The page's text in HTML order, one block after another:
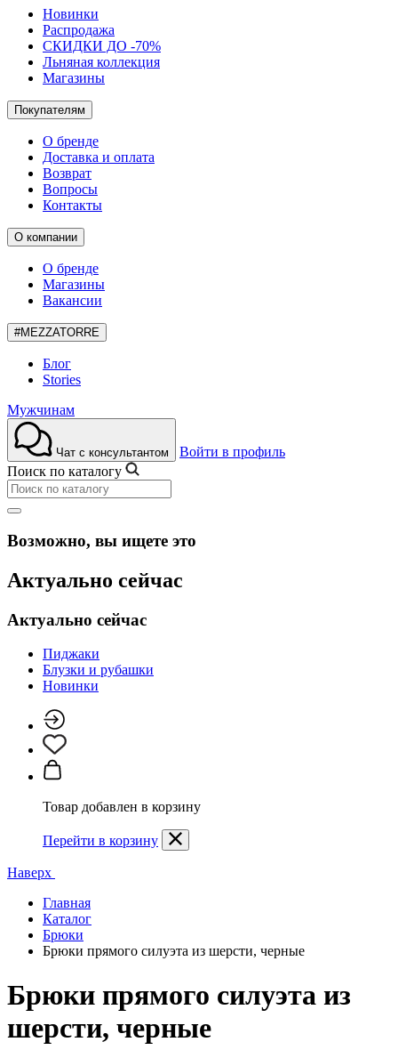
Новинки
Распродажа
СКИДКИ ДО -70%
Льняная коллекция
Магазины
Покупателям
О бренде
Доставка и оплата
Возврат
Вопросы
Контакты
О компании
О бренде
Магазины
Вакансии
#MEZZATORRE
Блог
Stories
Мужчинам
Чат с консультантом
Войти в профиль
Поиск по каталогу
Возможно, вы ищете это
Актуально сейчас
Актуально сейчас
Пиджаки
Блузки и рубашки
Новинки
Товар добавлен в корзину
Перейти в корзину
Наверх
Главная
Каталог
Брюки
Брюки прямого силуэта из шерсти, черные
Брюки прямого силуэта из
шерсти, черные